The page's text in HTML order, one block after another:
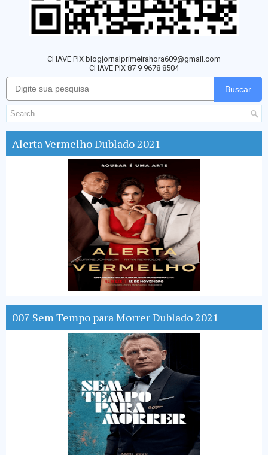
CHAVE PIX blogjornalprimeirahora609@gmail.com
CHAVE PIX 87 9 9678 8504
Buscar
Alerta Vermelho Dublado 2021
007 Sem Tempo para Morrer Dublado 2021